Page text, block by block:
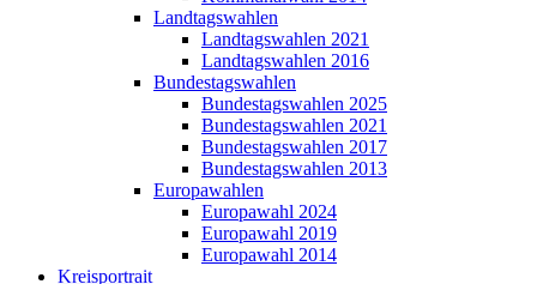
Landtagswahlen
Landtagswahlen 2021
Landtagswahlen 2016
Bundestagswahlen
Bundestagswahlen 2025
Bundestagswahlen 2021
Bundestagswahlen 2017
Bundestagswahlen 2013
Europawahlen
Europawahl 2024
Europawahl 2019
Europawahl 2014
Kreisportrait